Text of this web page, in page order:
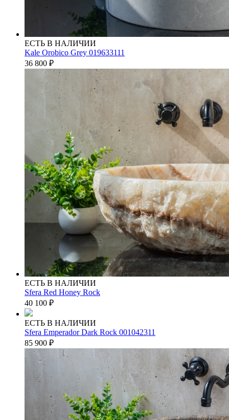
ЕСТЬ В НАЛИЧИИ
Kale Orobico Grey 019633111
36 800 ₽
ЕСТЬ В НАЛИЧИИ
Sfera Red Honey Rock
40 100 ₽
ЕСТЬ В НАЛИЧИИ
Sfera Emperador Dark Rock 001042311
85 900 ₽